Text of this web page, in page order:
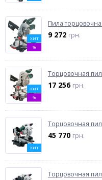
ХИТ
%
Пила
9 272 грн.
ХИТ
%
Торцовочная
17 256 грн.
ХИТ
Торцовочная
45 770 грн.
Торцовочная